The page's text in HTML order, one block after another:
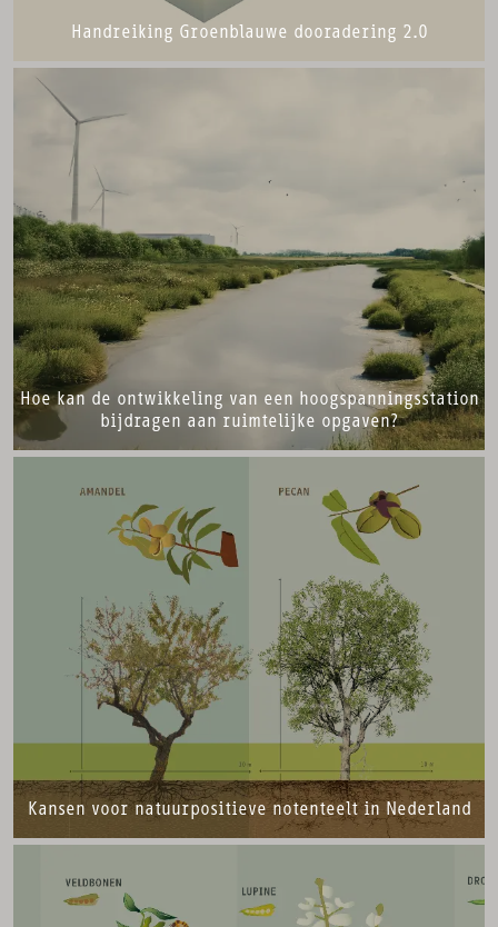
Handreiking Groenblauwe dooradering 2.0
Hoe kan de ontwikkeling van een hoogspanningsstation
bijdragen aan ruimtelijke opgaven?
Kansen voor natuurpositieve notenteelt in Nederland